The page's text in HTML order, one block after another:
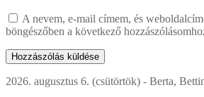
A nevem, e-mail címem, és
böngészőben a következő
2026. augusztus 6. (csütörtök) - Berta,